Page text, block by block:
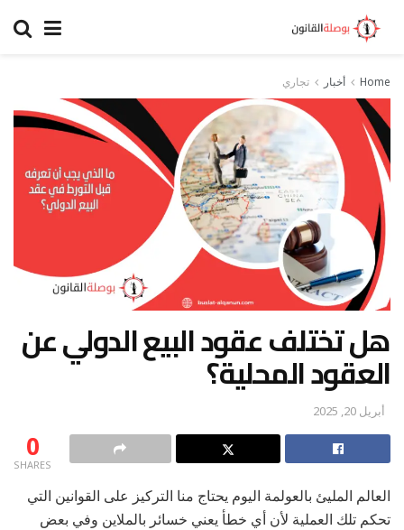
Home أخبار تجاري
هل تختلف عقود البيع الدولي عن
العقود المحلية؟
أبريل 20, 2025
0
SHARES
العالم المليئ بالعولمة اليوم يحتاج منا التركيز على القوانين التي
تحكم تلك العملية لأن أي خطأ يعني خسائر بالملاين وفي بعض